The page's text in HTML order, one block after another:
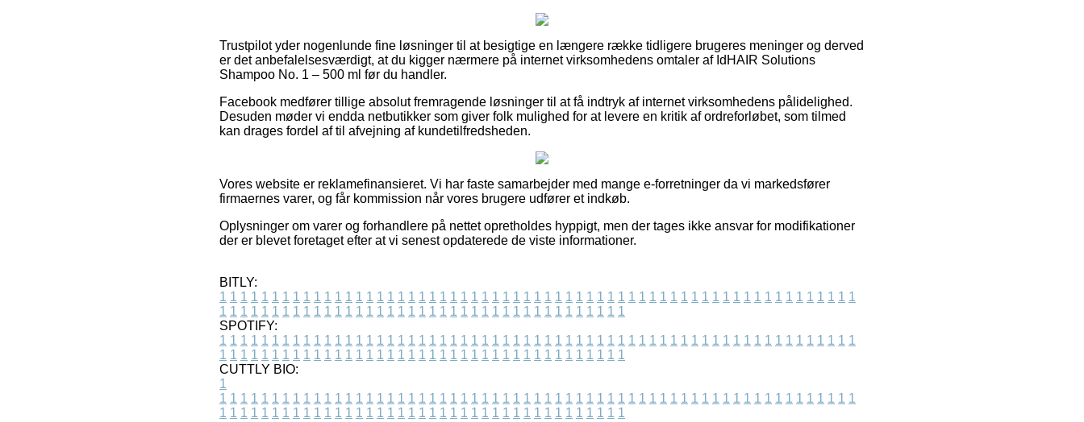
Trustpilot yder nogenlunde fine løsninger til at besigtige en længere række tidligere brugeres meninger og derved
er det anbefalelsesværdigt, at du kigger nærmere på internet virksomhedens omtaler af IdHAIR Solutions
Shampoo No. 1 – 500 ml før du handler.
Facebook medfører tillige absolut fremragende løsninger til at få indtryk af internet virksomhedens pålidelighed.
Desuden møder vi endda netbutikker som giver folk mulighed for at levere en kritik af ordreforløbet, som tilmed
kan drages fordel af til afvejning af kundetilfredsheden.
Vores website er reklamefinansieret. Vi har faste samarbejder med mange e-forretninger da vi markedsfører
firmaernes varer, og får kommission når vores brugere udfører et indkøb.
Oplysninger om varer og forhandlere på nettet opretholdes hyppigt, men der tages ikke ansvar for modifikationer
der er blevet foretaget efter at vi senest opdaterede de viste informationer.
BITLY:
1 1 1 1 1 1 1 1 1 1 1 1 1 1 1 1 1 1 1 1 1 1 1 1 1 1 1 1 1 1 1 1 1 1 1 1 1 1 1 1 1 1 1 1 1 1 1 1 1 1 1 1 1 1 1 1 1 1 1 1 1
1 1 1 1 1 1 1 1 1 1 1 1 1 1 1 1 1 1 1 1 1 1 1 1 1 1 1 1 1 1 1 1 1 1 1 1 1 1 1
SPOTIFY:
1 1 1 1 1 1 1 1 1 1 1 1 1 1 1 1 1 1 1 1 1 1 1 1 1 1 1 1 1 1 1 1 1 1 1 1 1 1 1 1 1 1 1 1 1 1 1 1 1 1 1 1 1 1 1 1 1 1 1 1 1
1 1 1 1 1 1 1 1 1 1 1 1 1 1 1 1 1 1 1 1 1 1 1 1 1 1 1 1 1 1 1 1 1 1 1 1 1 1 1
CUTTLY BIO:
1
1 1 1 1 1 1 1 1 1 1 1 1 1 1 1 1 1 1 1 1 1 1 1 1 1 1 1 1 1 1 1 1 1 1 1 1 1 1 1 1 1 1 1 1 1 1 1 1 1 1 1 1 1 1 1 1 1 1 1 1 1
1 1 1 1 1 1 1 1 1 1 1 1 1 1 1 1 1 1 1 1 1 1 1 1 1 1 1 1 1 1 1 1 1 1 1 1 1 1 1